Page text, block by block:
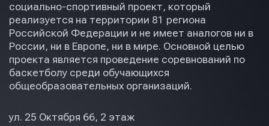
социально-спортивный проект, который
реализуется на территории 81 региона
Российской Федерации и не имеет аналогов ни в
России, ни в Европе, ни в мире. Основной целью
проекта является проведение соревнований по
баскетболу среди обучающихся
общеобразовательных организаций.
ул. 25 Октября 66, 2 этаж